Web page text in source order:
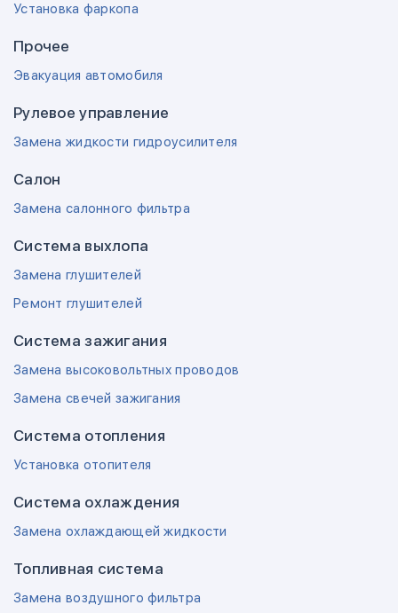
Установка фаркопа
Прочее
Эвакуация автомобиля
Рулевое управление
Замена жидкости гидроусилителя
Салон
Замена салонного фильтра
Система выхлопа
Замена глушителей
Ремонт глушителей
Система зажигания
Замена высоковольтных проводов
Замена свечей зажигания
Система отопления
Установка отопителя
Система охлаждения
Замена охлаждающей жидкости
Топливная система
Замена воздушного фильтра